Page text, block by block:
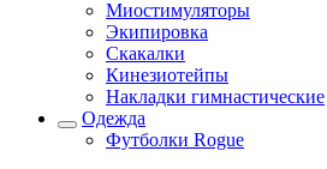
Миостимуляторы
Экипировка
Скакалки
Кинезиотейпы
Накладки гимнастические
Одежда
Футболки Rogue